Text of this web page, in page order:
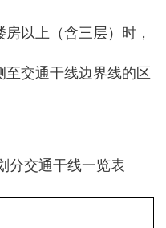
上（含三层）时，
交通干线边界线的区
交通干线一览表